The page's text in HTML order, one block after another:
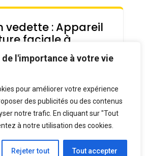
l'importance à votre vie
pour améliorer votre expérience
des publicités ou des contenus
notre trafic. En cliquant sur "Tout
à notre utilisation des cookies.
Rejeter tout Tout accepter
vedette : Appareil
faciale à
à expédier dans le
gagnant :“Dépuffez et
votre mâchoire en
permanente au